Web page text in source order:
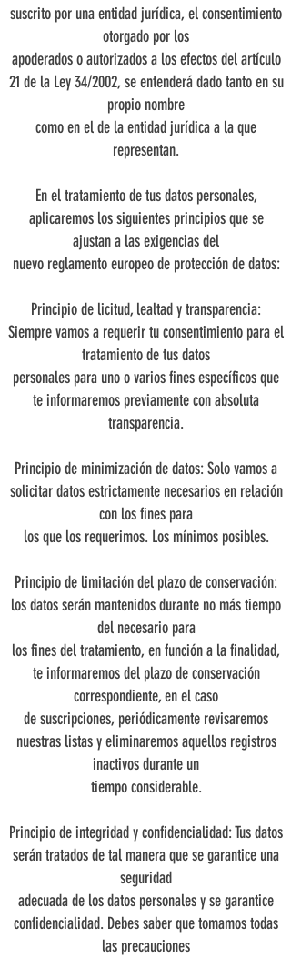
suscrito por una entidad jurídica, el consentimiento
otorgado por los
apoderados o autorizados a los efectos del artículo
21 de la Ley 34/2002, se entenderá dado tanto en su
propio nombre
como en el de la entidad jurídica a la que
representan.
En el tratamiento de tus datos personales,
aplicaremos los siguientes principios que se
ajustan a las exigencias del
nuevo reglamento europeo de protección de datos:
Principio de licitud, lealtad y transparencia:
Siempre vamos a requerir tu consentimiento para el
tratamiento de tus datos
personales para uno o varios fines específicos que
te informaremos previamente con absoluta
transparencia.
Principio de minimización de datos: Solo vamos a
solicitar datos estrictamente necesarios en relación
con los fines para
los que los requerimos. Los mínimos posibles.
Principio de limitación del plazo de conservación:
los datos serán mantenidos durante no más tiempo
del necesario para
los fines del tratamiento, en función a la finalidad,
te informaremos del plazo de conservación
correspondiente, en el caso
de suscripciones, periódicamente revisaremos
nuestras listas y eliminaremos aquellos registros
inactivos durante un
tiempo considerable.
Principio de integridad y confidencialidad: Tus datos
serán tratados de tal manera que se garantice una
seguridad
adecuada de los datos personales y se garantice
confidencialidad. Debes saber que tomamos todas
las precauciones